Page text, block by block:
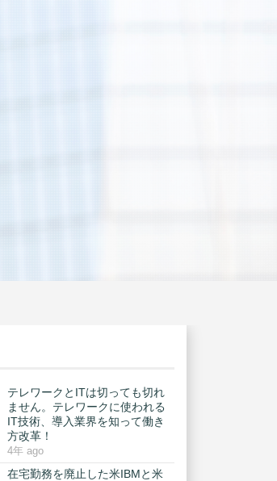
テレワークとITは切っても切れ
ません。テレワークに使われる
IT技術、導入業界を知って働き
方改革！
4年 ago
在宅勤務を廃止した米IBMと米